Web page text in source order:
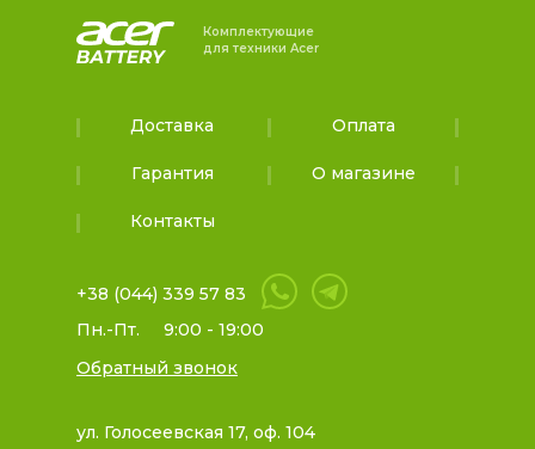
Комплектующие
для техники Acer
Доставка Оплата
Гарантия О магазине
Контакты
+38 (044) 339 57 83
Пн.-Пт.
9:00 - 19:00
Обратный звонок
ул. Голосеевская 17, оф. 104